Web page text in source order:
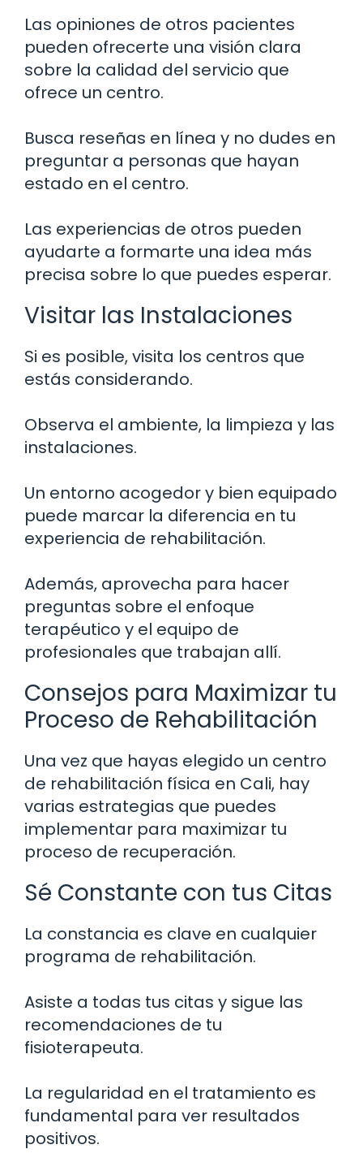
Las opiniones de otros pacientes
pueden ofrecerte una visión clara
sobre la calidad del servicio que
ofrece un centro.
Busca reseñas en línea y no dudes en
preguntar a personas que hayan
estado en el centro.
Las experiencias de otros pueden
ayudarte a formarte una idea más
precisa sobre lo que puedes esperar.
Visitar las Instalaciones
Si es posible, visita los centros que
estás considerando.
Observa el ambiente, la limpieza y las
instalaciones.
Un entorno acogedor y bien equipado
puede marcar la diferencia en tu
experiencia de rehabilitación.
Además, aprovecha para hacer
preguntas sobre el enfoque
terapéutico y el equipo de
profesionales que trabajan allí.
Consejos para Maximizar tu
Proceso de Rehabilitación
Una vez que hayas elegido un centro
de rehabilitación física en Cali, hay
varias estrategias que puedes
implementar para maximizar tu
proceso de recuperación.
Sé Constante con tus Citas
La constancia es clave en cualquier
programa de rehabilitación.
Asiste a todas tus citas y sigue las
recomendaciones de tu
fisioterapeuta.
La regularidad en el tratamiento es
fundamental para ver resultados
positivos.